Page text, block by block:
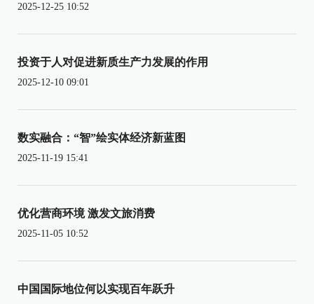
2025-12-25 10:52
投资于人对促进新质生产力发展的作用
2025-12-10 09:01
数实融合：“智”绘实体经济新蓝图
2025-11-19 15:41
优化营商环境 激发文旅消费
2025-11-05 10:52
中国国际地位何以实现百年跃升